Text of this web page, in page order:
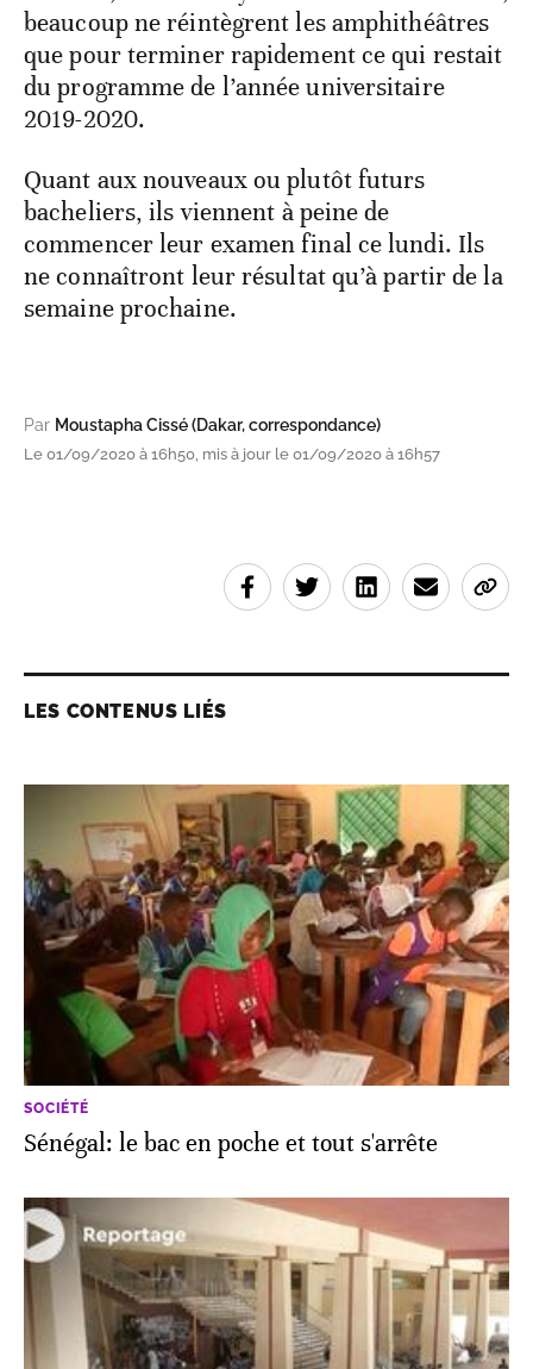
beaucoup ne réintègrent les amphithéâtres
que pour terminer rapidement ce qui restait
du programme de l’année universitaire
2019-2020.
Quant aux nouveaux ou plutôt futurs
bacheliers, ils viennent à peine de
commencer leur examen final ce lundi. Ils
ne connaîtront leur résultat qu’à partir de la
semaine prochaine.
Par Moustapha Cissé (Dakar, correspondance)
Le 01/09/2020 à 16h50, mis à jour le 01/09/2020 à 16h57
LES CONTENUS LIÉS
SOCIÉTÉ
Sénégal: le bac en poche et tout s'arrête